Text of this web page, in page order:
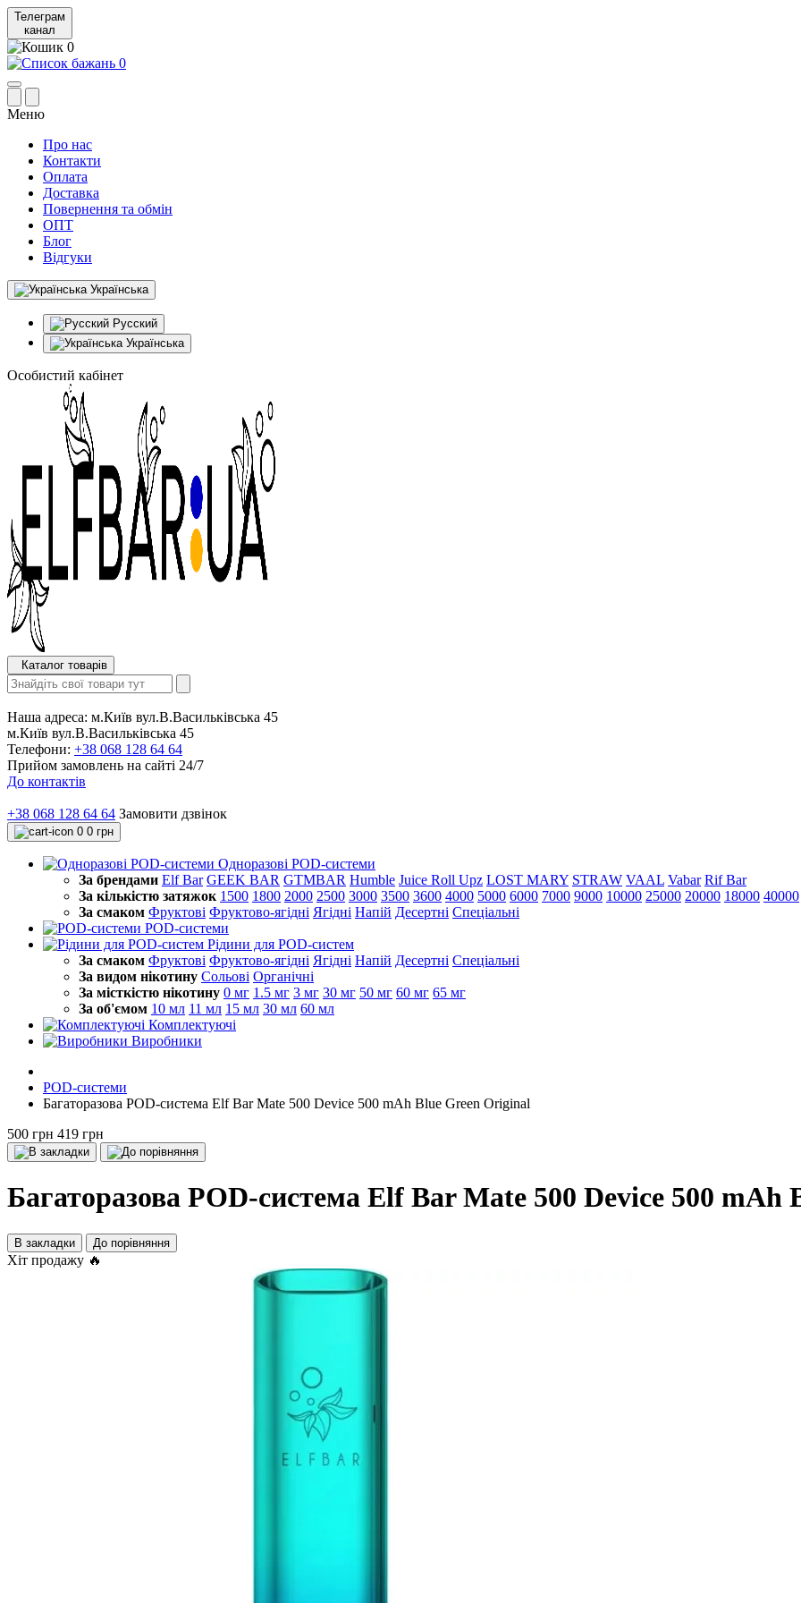
Телеграм
канал
0
0
Меню
Про нас
Контакти
Оплата
Доставка
Повернення та обмін
ОПТ
Блог
Відгуки
Українська
Русский
Українська
Особистий кабінет
Каталог товарів
Наша адреса: м.Київ вул.В.Васильківська 45
м.Київ вул.В.Васильківська 45
Телефони: +38 068 128 64 64
Прийом замовлень на сайті 24/7
До контактів
+38 068 128 64 64 Замовити дзвінок
0 0 грн
Одноразові POD-системи
За брендами Elf Bar GEEK BAR GTMBAR Humble Juice Roll Upz LOST MARY STRAW VAAL Vabar Rif Bar
За кількістю затяжок 1500 1800 2000 2500 3000 3500 3600 4000 5000 6000 7000 9000 10000 25000 20000 18000 40000
За смаком Фруктові Фруктово-ягідні Ягідні Напій Десертні Спеціальні
POD-системи
Рідини для POD-систем
За смаком Фруктові Фруктово-ягідні Ягідні Напій Десертні Спеціальні
За видом нікотину Сольові Органічні
За місткістю нікотину 0 мг 1.5 мг 3 мг 30 мг 50 мг 60 мг 65 мг
За об'ємом 10 мл 11 мл 15 мл 30 мл 60 мл
Комплектуючі
Виробники
POD-системи
Багаторазова POD-система Elf Bar Mate 500 Device 500 mAh Blue Green Original
500 грн 419 грн
Багаторазова POD-система Elf Bar Mate 500 Device 500
В закладки До порівняння
Хіт продажу 🔥